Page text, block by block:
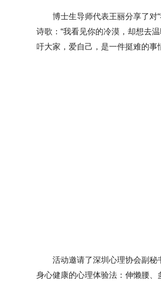
博士生导师代表王丽分享了对
诗歌：“我看见你的冷漠，却想去
吁大家，爱自己，是一件挺难的事
活动邀请了深圳心理协会副
身心健康的心理体验法：伸懒腰、